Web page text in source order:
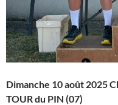
Dimanche 10 août 2025
TOUR du PIN (07)